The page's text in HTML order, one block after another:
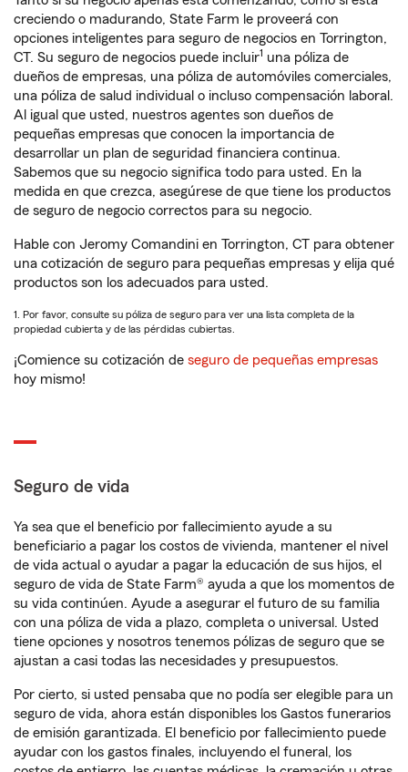
creciendo o madurando, State Farm le proveerá con
opciones inteligentes para seguro de negocios en Torrington,
CT. Su seguro de negocios puede incluir1 una póliza de
dueños de empresas, una póliza de automóviles comerciales,
una póliza de salud individual o incluso compensación laboral.
Al igual que usted, nuestros agentes son dueños de
pequeñas empresas que conocen la importancia de
desarrollar un plan de seguridad financiera continua.
Sabemos que su negocio significa todo para usted. En la
medida en que crezca, asegúrese de que tiene los productos
de seguro de negocio correctos para su negocio.
Hable con Jeromy Comandini en Torrington, CT para obtener
una cotización de seguro para pequeñas empresas y elija qué
productos son los adecuados para usted.
1. Por favor, consulte su póliza de seguro para ver una lista completa de la
propiedad cubierta y de las pérdidas cubiertas.
¡Comience su cotización de seguro de pequeñas empresas
hoy mismo!
Seguro de vida
Ya sea que el beneficio por fallecimiento ayude a su
beneficiario a pagar los costos de vivienda, mantener el nivel
de vida actual o ayudar a pagar la educación de sus hijos, el
seguro de vida de State Farm® ayuda a que los momentos de
su vida continúen. Ayude a asegurar el futuro de su familia
con una póliza de vida a plazo, completa o universal. Usted
tiene opciones y nosotros tenemos pólizas de seguro que se
ajustan a casi todas las necesidades y presupuestos.
Por cierto, si usted pensaba que no podía ser elegible para un
seguro de vida, ahora están disponibles los Gastos funerarios
de emisión garantizada. El beneficio por fallecimiento puede
ayudar con los gastos finales, incluyendo el funeral, los